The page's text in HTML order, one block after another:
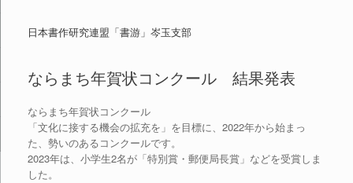
日本書作研究連盟「書游」岑玉支部
ならまち年賀状コンクール 結果発表
ならまち年賀状コンクール
「文化に接する機会の拡充を」を目標に、2022年から始まっ
た、勢いのあるコンクールです。
2023年は、小学生2名が「特別賞・郵便局長賞」などを受賞しま
した。